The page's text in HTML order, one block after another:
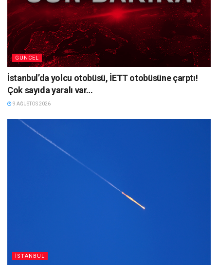
GÜNCEL
İstanbul’da yolcu otobüsü, İETT otobüsüne çarptı!
Çok sayıda yaralı var…
9 AĞUSTOS 2026
İSTANBUL